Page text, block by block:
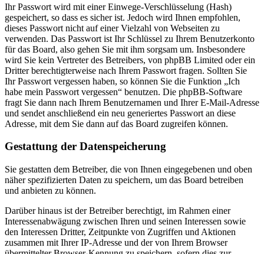
Ihr Passwort wird mit einer Einwege-Verschlüsselung (Hash)
gespeichert, so dass es sicher ist. Jedoch wird Ihnen empfohlen,
dieses Passwort nicht auf einer Vielzahl von Webseiten zu
verwenden. Das Passwort ist Ihr Schlüssel zu Ihrem Benutzerkonto
für das Board, also gehen Sie mit ihm sorgsam um. Insbesondere
wird Sie kein Vertreter des Betreibers, von phpBB Limited oder ein
Dritter berechtigterweise nach Ihrem Passwort fragen. Sollten Sie
Ihr Passwort vergessen haben, so können Sie die Funktion „Ich
habe mein Passwort vergessen“ benutzen. Die phpBB-Software
fragt Sie dann nach Ihrem Benutzernamen und Ihrer E-Mail-Adresse
und sendet anschließend ein neu generiertes Passwort an diese
Adresse, mit dem Sie dann auf das Board zugreifen können.
Gestattung der Datenspeicherung
Sie gestatten dem Betreiber, die von Ihnen eingegebenen und oben
näher spezifizierten Daten zu speichern, um das Board betreiben
und anbieten zu können.
Darüber hinaus ist der Betreiber berechtigt, im Rahmen einer
Interessenabwägung zwischen Ihren und seinen Interessen sowie
den Interessen Dritter, Zeitpunkte von Zugriffen und Aktionen
zusammen mit Ihrer IP-Adresse und der von Ihrem Browser